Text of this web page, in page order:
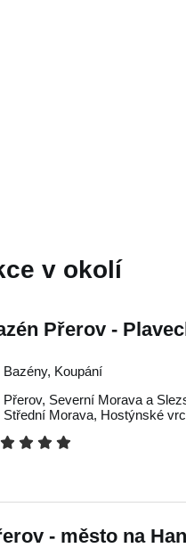
v okolí
Přerov -
Bazény, Koupání
Přerov, Severní Morava a
Střední Morava, Hostýnské
- město na